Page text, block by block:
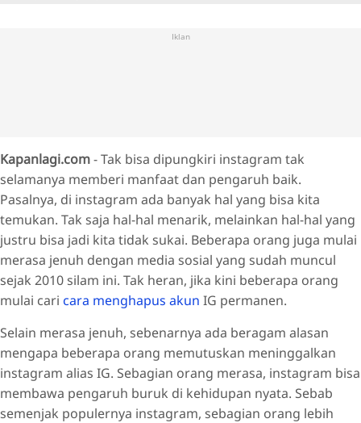
Iklan
Kapanlagi.com- Tak bisa dipungkiri instagram tak
selamanya memberi manfaat dan pengaruh baik.
Pasalnya, di instagram ada banyak hal yang bisa kita
temukan. Tak saja hal-hal menarik, melainkan hal-hal yang
justru bisa jadi kita tidak sukai. Beberapa orang juga mulai
merasa jenuh dengan media sosial yang sudah muncul
sejak 2010 silam ini. Tak heran, jika kini beberapa orang
mulai cari cara menghapus akun IG permanen.
Selain merasa jenuh, sebenarnya ada beragam alasan
mengapa beberapa orang memutuskan meninggalkan
instagram alias IG. Sebagian orang merasa, instagram bisa
membawa pengaruh buruk di kehidupan nyata. Sebab
semenjak populernya instagram, sebagian orang lebih